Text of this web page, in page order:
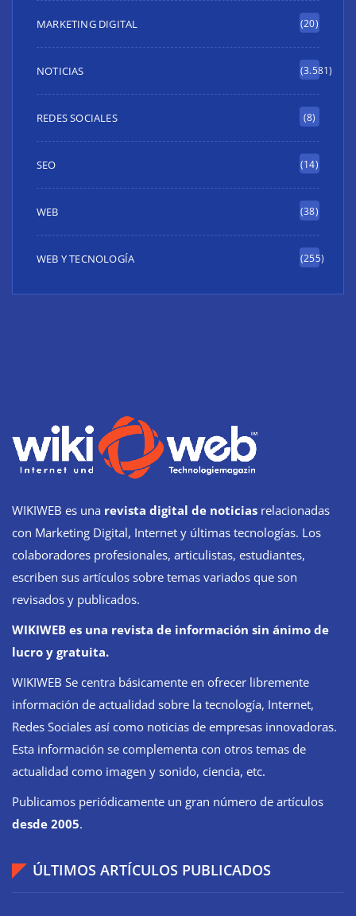
MARKETING DIGITAL (20)
NOTICIAS (3.581)
REDES SOCIALES (8)
SEO (14)
WEB (38)
WEB Y TECNOLOGÍA (255)
WIKIWEB es una revista digital de noticias relacionadas
con Marketing Digital, Internet y últimas tecnologías. Los
colaboradores profesionales, articulistas, estudiantes,
escriben sus artículos sobre temas variados que son
revisados y publicados.
WIKIWEB es una revista de información sin ánimo de
lucro y gratuita.
WIKIWEB Se centra básicamente en ofrecer libremente
información de actualidad sobre la tecnología, Internet,
Redes Sociales así como noticias de empresas innovadoras.
Esta información se complementa con otros temas de
actualidad como imagen y sonido, ciencia, etc.
Publicamos periódicamente un gran número de artículos
desde 2005.
ÚLTIMOS ARTÍCULOS PUBLICADOS